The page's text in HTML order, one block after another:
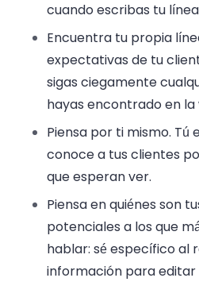
cuando escribas tu línea
Encuentra tu propia
expectativas de tu
sigas ciegamente
hayas encontrado en la
Piensa por ti mismo. Tú
conoce a tus clientes
que esperan ver.
Piensa en quiénes son
potenciales a los que
hablar: sé específico al
información para editar